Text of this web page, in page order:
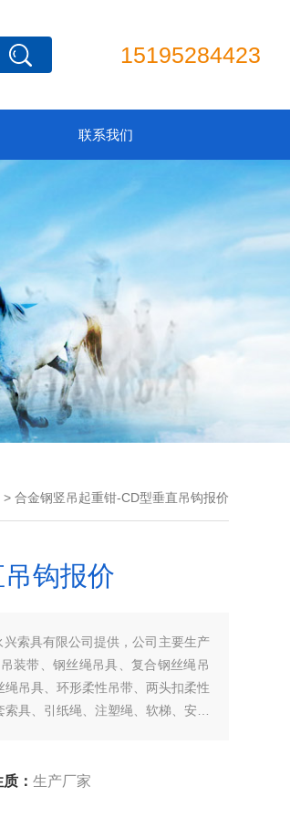
15195284423
联系我们
> 合金钢竖吊起重钳-CD型垂直吊钩报价
钩报价
索具有限公司提供，公司主要生产
装带、钢丝绳吊具、复合钢丝绳吊
吊具、环形柔性吊带、两头扣柔性
具、引纸绳、注塑绳、软梯、安全
质：生产厂家